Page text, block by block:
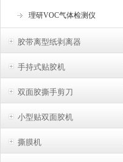
理研VOC气体检测仪
胶带离型纸剥离器
手持式贴胶机
双面胶撕手剪刀
小型贴双面胶机
撕膜机